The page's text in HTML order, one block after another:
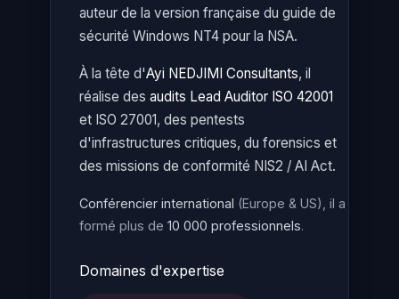
auteur de la version française du guide de
sécurité Windows NT4 pour la NSA.
À la tête d'Ayi NEDJIMI Consultants, il
réalise des audits Lead Auditor ISO 42001
et ISO 27001, des pentests
d'infrastructures critiques, du forensics et
des missions de conformité NIS2 / AI Act.
Conférencier international (Europe & US), il a
formé plus de 10 000 professionnels.
Domaines d'expertise